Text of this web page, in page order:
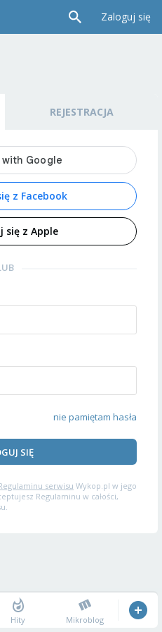
Zaloguj się
REJESTRACJA
z Facebook
się z Apple
nie pamiętam hasła
SIĘ
serwisu Wykop.pl w jego
Regulaminu w całości,
Hity Mikroblog